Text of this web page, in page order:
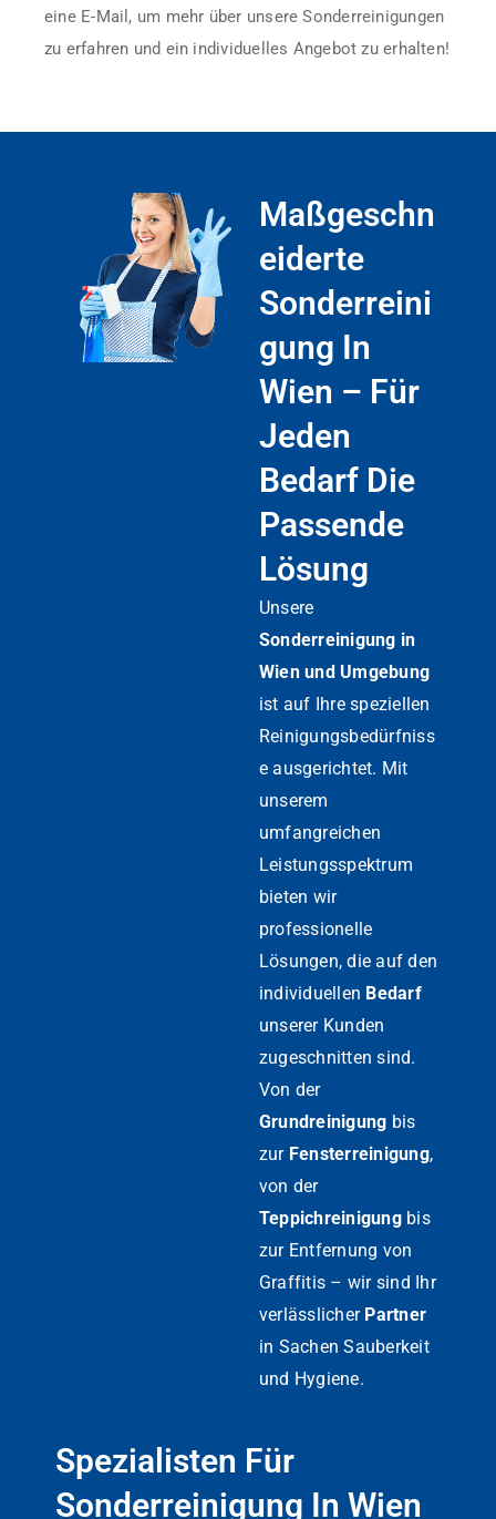
eine E-Mail, um mehr über unsere Sonderreinigungen
zu erfahren und ein individuelles Angebot zu erhalten!
Maßgeschn
Eiderte
Sonderreini
Gung In
Wien – Für
Jeden
Bedarf Die
Passende
Lösung
Unsere
Sonderreinigung in
Wien und Umgebung
ist auf Ihre speziellen
Reinigungsbedürfniss
e ausgerichtet. Mit
unserem
umfangreichen
Leistungsspektrum
bieten wir
professionelle
Lösungen, die auf den
individuellen Bedarf
unserer Kunden
zugeschnitten sind.
Von der
Grundreinigung bis
zur Fensterreinigung,
von der
Teppichreinigungbis
zur Entfernung von
Graffitis – wir sind Ihr
verlässlicher Partner
in Sachen Sauberkeit
und Hygiene.
Spezialisten Für
Sonderreinigung In Wien